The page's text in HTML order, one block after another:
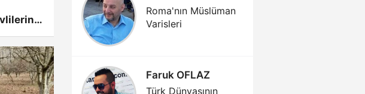
BEYE
Roma'nın Müslüman
Varisleri
Faruk OFLAZ
Türk Dünyasının